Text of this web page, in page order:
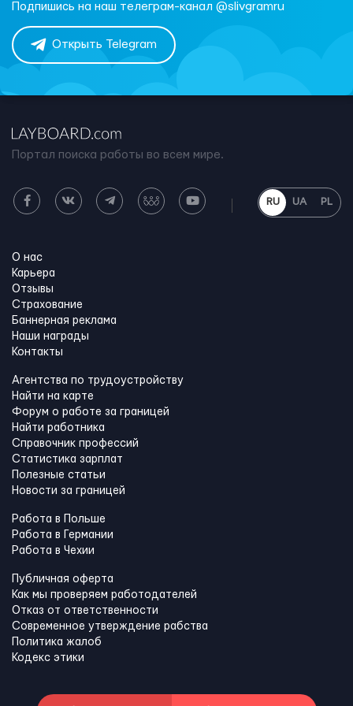
Подпишись на наш телеграм-канал @slivgramru
Открыть Telegram
Портал поиска работы во всем мире.
RU UA PL
О нас
Карьера
Отзывы
Страхование
Баннерная реклама
Наши награды
Контакты
Агентства по трудоустройству
Найти на карте
Форум о работе за границей
Найти работника
Справочник профессий
Статистика зарплат
Полезные статьи
Новости за границей
Работа в Польше
Работа в Германии
Работа в Чехии
Публичная оферта
Как мы проверяем работодателей
Отказ от ответственности
Современное утверждение рабства
Политика жалоб
Кодекс этики